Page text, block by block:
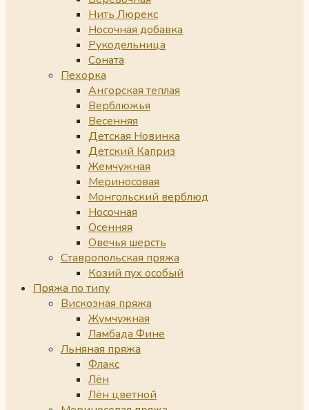
Нить Люрекс
Носочная добавка
Рукодельница
Соната
Пехорка
Ангорская теплая
Верблюжья
Весенняя
Детская Новинка
Детский Каприз
Жемчужная
Мериносовая
Монгольский верблюд
Носочная
Осенняя
Овечья шерсть
Ставропольская пряжа
Козий пух особый
Пряжа по типу
Вискозная пряжа
Жумчужная
Ламбада Фине
Льняная пряжа
Флакс
Лён
Лён цветной